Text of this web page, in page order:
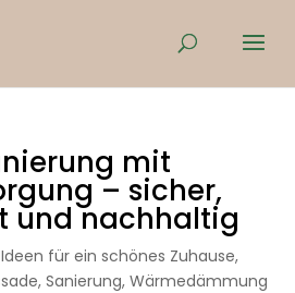
mit
– sicher,
und nachhaltig
für ein schönes Zuhause,
,Sanierung,Wärmedämmung